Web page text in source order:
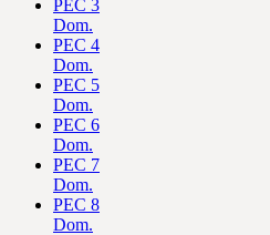
PEC 3
Dom.
PEC 4
Dom.
PEC 5
Dom.
PEC 6
Dom.
PEC 7
Dom.
PEC 8
Dom.